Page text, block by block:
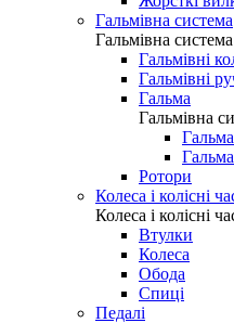
Гальмівна система
Гальмівна система
Гальмівні
Гальмівні
Гальма
Гальмівна
Ротори
Колеса і колісні
Колеса і колісні
Втулки
Колеса
Обода
Спиці
Педалі